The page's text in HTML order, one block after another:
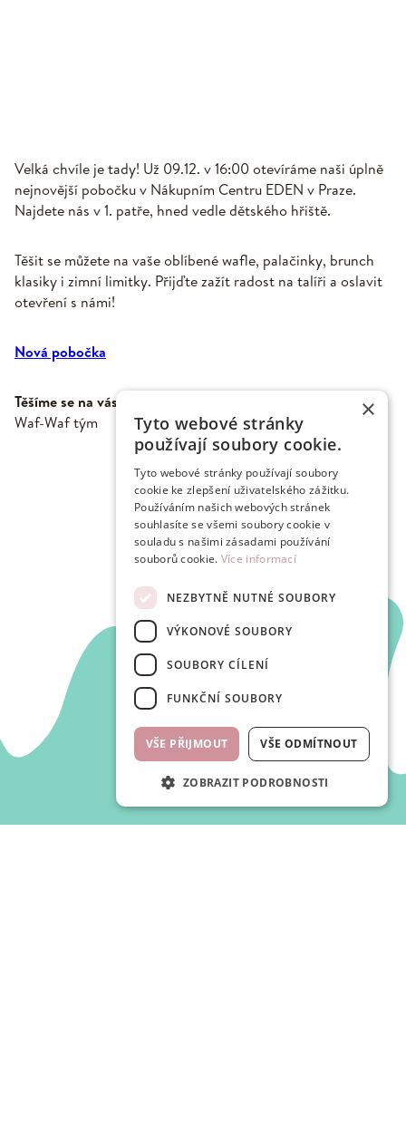
Velká chvíle je tady! Už 09.12. v 16:00 otevíráme naši úplně
nejnovější pobočku v Nákupním Centru EDEN v Praze.
Najdete nás v 1. patře, hned vedle dětského hřiště.
Těšit se můžete na vaše oblíbené wafle, palačinky, brunch
klasiky i zimní limitky. Přijďte zažít radost na talíři a oslavit
otevření s námi!
Nová pobočka
Těšíme se na vás,
Waf-Waf tým
×
Tyto webové stránky
používají soubory cookie.
Tyto webové stránky používají soubory
cookie ke zlepšení uživatelského zážitku.
Používáním našich webových stránek
souhlasíte se všemi soubory cookie v
souladu s našimi zásadami používání
souborů cookie. Více informací
NEZBYTNĚ NUTNÉ SOUBORY
VÝKONOVÉ SOUBORY
SOUBORY CÍLENÍ
FUNKČNÍ SOUBORY
VŠE PŘIJMOUT VŠE ODMÍTNOUT
ZOBRAZIT PODROBNOSTI